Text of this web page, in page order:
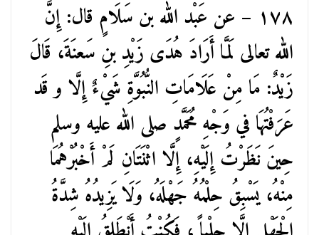
١٧٨ – عن عَبْد الله بن سَلَامٍ قال: إِنَّ
الله تعالى لَمَّا أَرَادَ هُدَى زَيْدِ بنِ سَعنَةَ، قَالَ
زَيْدٌ: مَا مِنْ عَلَامَاتِ النُّبُوَّةِ شَيْءٌ إِلَّا و قَد
عَرَفْتُهَا في وَجْهِ مُحَمَّدٍ صلى الله عليه وسلم
حِينَ نَظَرْتُ إِلَيْهِ، إِلَّا اثْنَتَانِ لَمْ أَخْبُرْهُمَا
مِنْهُ، يَسْبِقُ حِلْمُهُ جَهْلَهُ، وَلَا يَزِيدُهُ شِدَّةُ